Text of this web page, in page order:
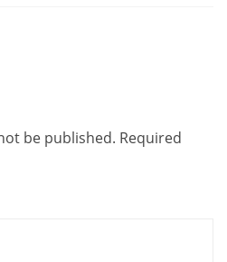
be published. Required